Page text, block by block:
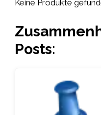
Keine Produkte
Posts: